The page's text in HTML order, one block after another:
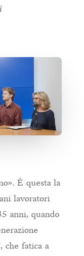
È questa la
lavoratori
anni, quando
che fatica a